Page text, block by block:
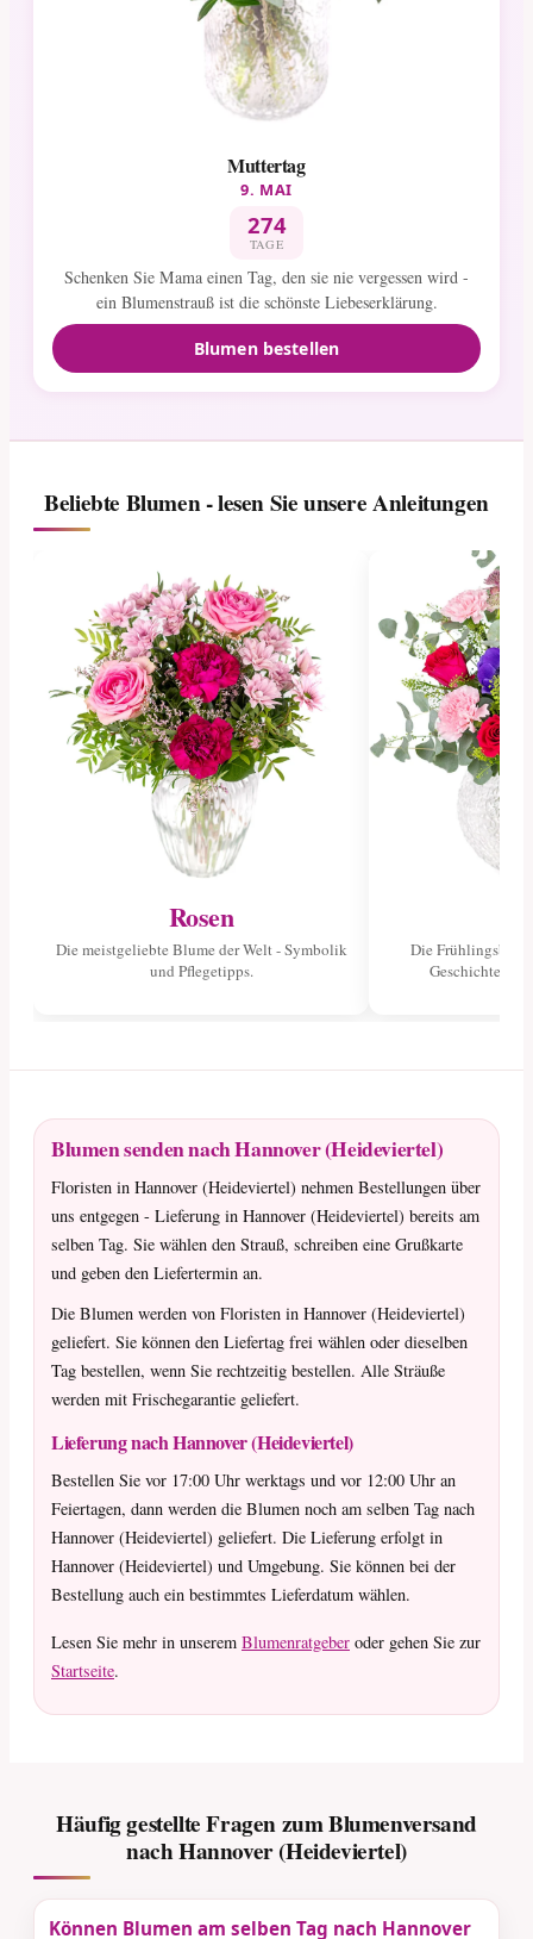
Muttertag
9. MAI
274
TAGE
Schenken Sie Mama einen Tag, den sie nie vergessen wird -
ein Blumenstrauß ist die schönste Liebeserklärung.
Blumen bestellen
Beliebte Blumen - lesen Sie unsere Anleitungen
Rosen
Die meistgeliebte Blume der Welt - Symbolik
und Pflegetipps.
Die
Geschichte
Blumen senden nach Hannover (Heideviertel)
Floristen in Hannover (Heideviertel) nehmen Bestellungen über
uns entgegen - Lieferung in Hannover (Heideviertel) bereits am
selben Tag. Sie wählen den Strauß, schreiben eine Grußkarte
und geben den Liefertermin an.
Die Blumen werden von Floristen in Hannover (Heideviertel)
geliefert. Sie können den Liefertag frei wählen oder dieselben
Tag bestellen, wenn Sie rechtzeitig bestellen. Alle Sträuße
werden mit Frischegarantie geliefert.
Lieferung nach Hannover (Heideviertel)
Bestellen Sie vor 17:00 Uhr werktags und vor 12:00 Uhr an
Feiertagen, dann werden die Blumen noch am selben Tag nach
Hannover (Heideviertel) geliefert. Die Lieferung erfolgt in
Hannover (Heideviertel) und Umgebung. Sie können bei der
Bestellung auch ein bestimmtes Lieferdatum wählen.
Lesen Sie mehr in unserem Blumenratgeber oder gehen Sie zur
Startseite.
Häufig gestellte Fragen zum Blumenversand
nach Hannover (Heideviertel)
Können Blumen am selben Tag nach Hannover